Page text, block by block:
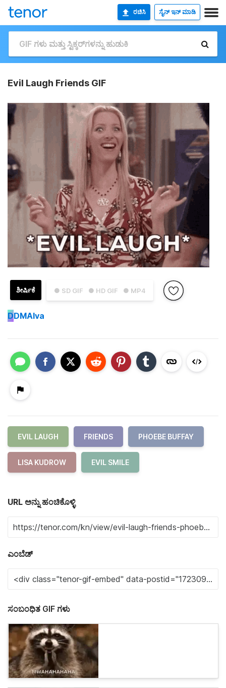
ರಚಿಸಿ ಸೈನ್ ಇನ್ ಮಾಡಿ
Evil Laugh Friends GIF
● SD GIF ● HD GIF ● MP4
ಶೀರ್ಷಿಕೆ
DDMAlva
EVIL LAUGH FRIENDS PHOEBE BUFFAY
LISA KUDROW EVIL SMILE
URL ಅನ್ನು ಹಂಚಿಕೊಳ್ಳಿ
ಎಂಬೆಡ್
ಸಂಬಂಧಿತ GIF ಗಳು